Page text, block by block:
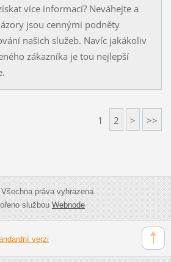
více informací? Neváhejte a
jsou cennými podněty
našich služeb. Navíc jakákoliv
zákazníka je tou nejlepší
1 2 > >>
práva vyhrazena.
službouWebnode
verzi